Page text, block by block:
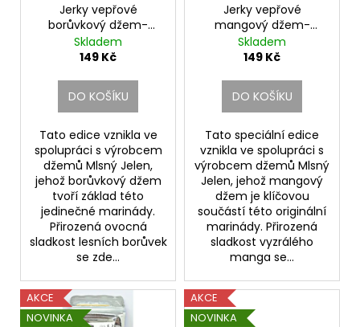
Jerky vepřové
borůvkový džem-
tekutý kouř nepálivé
Skladem
149 Kč
DO KOŠÍKU
Tato edice vznikla ve
spolupráci s výrobcem
džemů Mlsný Jelen,
jehož borůvkový džem
tvoří základ této
jedinečné marinády.
Přirozená ovocná
sladkost lesních borůvek
se zde...
Jerky vepřové
mangový džem-
teriyaki nepálivé
Skladem
149 Kč
DO KOŠÍKU
Tato speciální edice
vznikla ve spolupráci s
výrobcem džemů Mlsný
Jelen, jehož mangový
džem je klíčovou
součástí této originální
marinády. Přirozená
sladkost vyzrálého
manga se...
AKCE
NOVINKA
AKCE
NOVINKA
JERKY
VEPŘOVÉ
KLASIK
NEPÁLIVÉ